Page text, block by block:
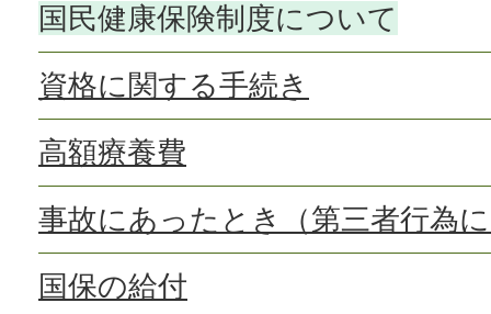
国民健康保険制度について
資格に関する手続き
高額療養費
事故にあったとき（第三者行為
国保の給付